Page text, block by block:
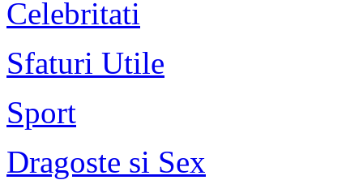
Celebritati
Sfaturi Utile
Sport
Dragoste si Sex